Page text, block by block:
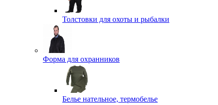
Толстовки для охоты и рыбалки
Форма для охранников
Белье нательное, термобелье